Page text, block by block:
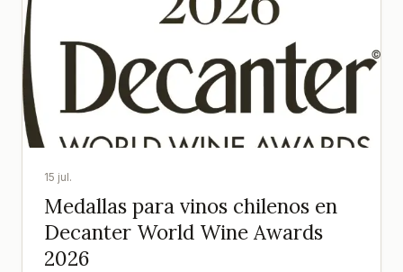
15 jul.
Medallas para vinos chilenos en
Decanter World Wine Awards
2026